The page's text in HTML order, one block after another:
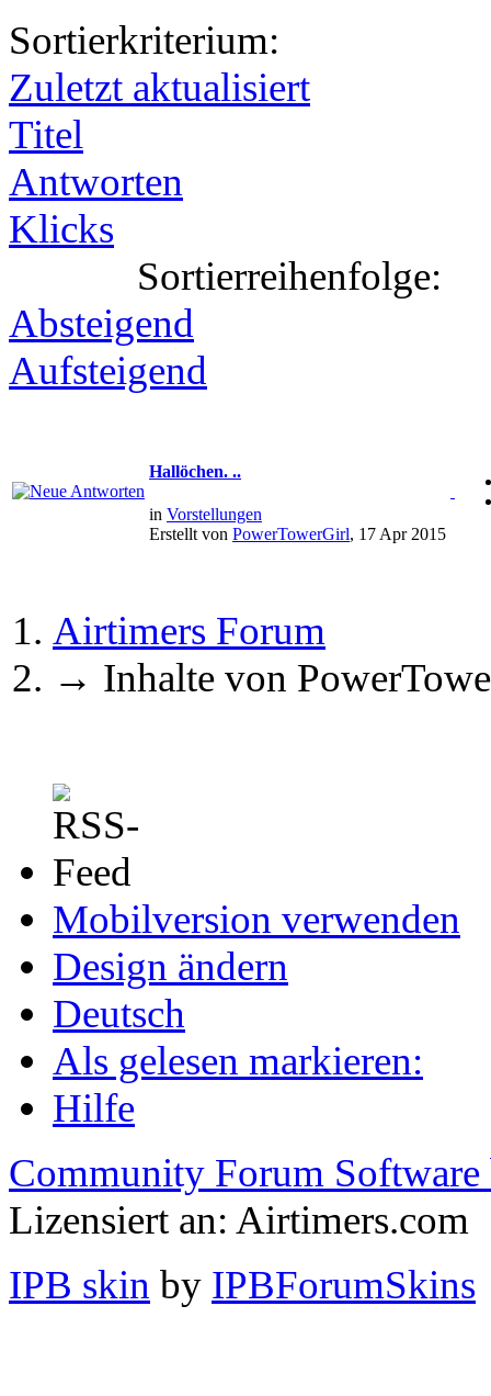
Sortierkriterium:
Zuletzt aktualisiert
Titel
Antworten
Klicks
Sortierreihenfolge:
Absteigend
Aufsteigend
Hallöchen. ..
in Vorstellungen
Erstellt von PowerTowerGirl, 17 Apr 2015
Airtimers Forum
→ Inhalte von
Mobilversion verwenden
Design ändern
Deutsch
Als gelesen markieren:
Hilfe
Community Forum Software
Lizensiert an: Airtimers.com
IPB skin by IPBForumSkins